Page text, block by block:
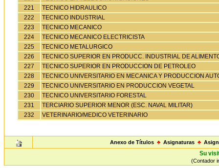
221
TECNICO HIDRAULICO
222
TECNICO INDUSTRIAL
223
TECNICO MECANICO
224
TECNICO MECANICO ELECTRICISTA
225
TECNICO METALURGICO
226
TECNICO SUPERIOR EN PRODUCC. INDUSTRIAL DE
227
TECNICO SUPERIOR EN PRODUCCION DE PETROLEO
228
TECNICO UNIVERSITARIO EN MECANICA Y PRODUCCION
229
TECNICO UNIVERSITARIO EN PRODUCCION VEGETAL
230
TECNICO UNIVERSITARIO FORESTAL
231
TERCIARIO SUPERIOR MENOR (ESC. NAVAL MILITAR)
232
VETERINARIO/MEDICO VETERINARIO
Anexo de Títulos ♣ Asignaturas ♣
Su
(Contador